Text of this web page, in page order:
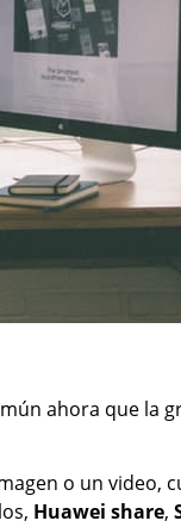
ahora que la
o un video,
Huawei share,